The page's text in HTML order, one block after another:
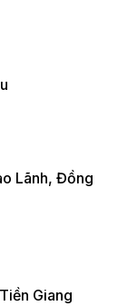
Lãnh, Đồng
Giang